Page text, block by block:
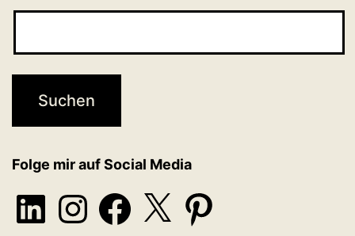
Folge mir auf Social Media
LinkedInInstagramFacebook
X Pinterest